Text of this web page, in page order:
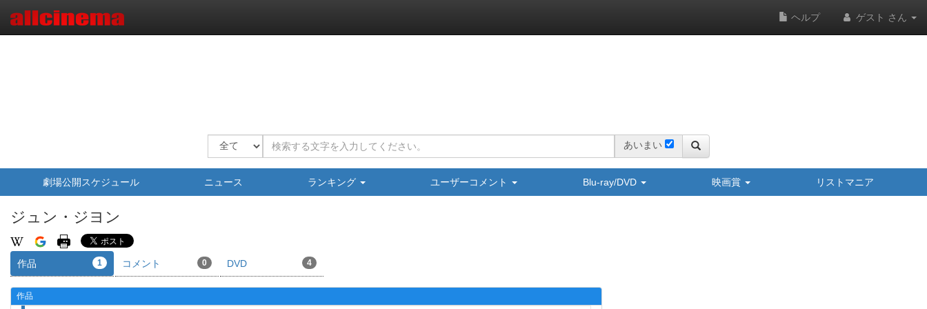
ヘルプ ゲスト さん
あいまい
劇場公開スケジュール ニュース ランキング ユーザーコメント Blu-ray/DVD 映画賞 リストマニア
ジュン・ジヨン
作品 1 コメント 0 DVD 4
作品